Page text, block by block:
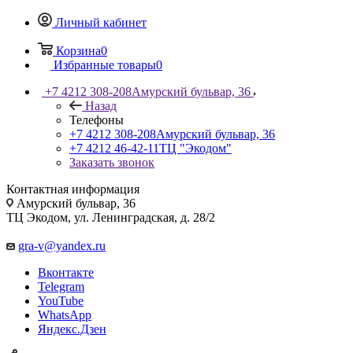
Личный кабинет
Корзина0
Избранные товары0
+7 4212 308-208Амурский бульвар, 36
Назад
Телефоны
+7 4212 308-208Амурский бульвар, 36
+7 4212 46-42-11ТЦ "Экодом"
Заказать звонок
Контактная информация
Амурский бульвар, 36
ТЦ Экодом, ул. Ленинградская, д. 28/2
gra-v@yandex.ru
Вконтакте
Telegram
YouTube
WhatsApp
Яндекс.Дзен